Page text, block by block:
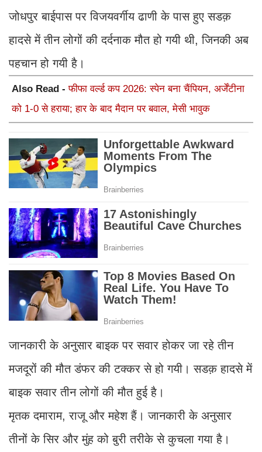
जोधपुर बाईपास पर विजयवर्गीय ढाणी के पास हुए सडक़
हादसे में तीन लोगों की दर्दनाक मौत हो गयी थी, जिनकी अब
पहचान हो गयी है।
Also Read -फीफा वर्ल्ड कप 2026: स्पेन बना चैंपियन, अर्जेंटीना
को 1-0 से हराया; हार के बाद मैदान पर बवाल, मेसी भावुक
जानकारी के अनुसार बाइक पर सवार होकर जा रहे तीन
मजदूरों की मौत डंफर की टक्कर से हो गयी। सडक़ हादसे में
बाइक सवार तीन लोगों की मौत हुई है।
मृतक दमाराम, राजू और महेश हैं। जानकारी के अनुसार
तीनों के सिर और मुंह को बुरी तरीके से कुचला गया है।